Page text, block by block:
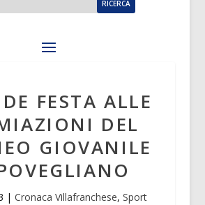
FESTA ALLE
DEL
GIOVANILE
|Cronaca Villafranchese,Sport